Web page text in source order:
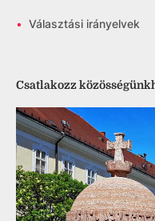
• Választási irányelvek
Csatlakozz